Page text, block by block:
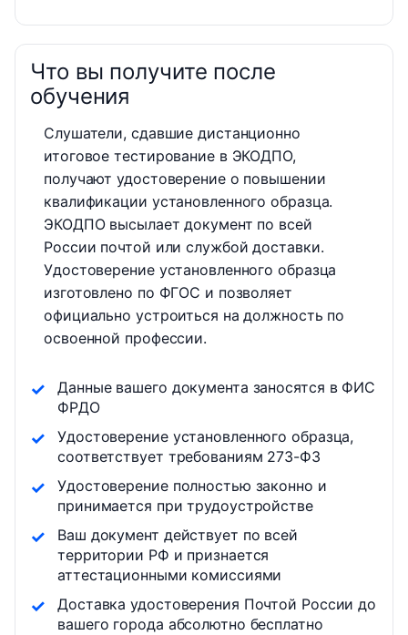
Что вы получите после
обучения
Слушатели, сдавшие дистанционно
итоговое тестирование в ЭКОДПО,
получают удостоверение о повышении
квалификации установленного образца.
ЭКОДПО высылает документ по всей
России почтой или службой доставки.
Удостоверение установленного образца
изготовлено по ФГОС и позволяет
официально устроиться на должность по
освоенной профессии.
Данные вашего документа заносятся в ФИС
ФРДО
Удостоверение установленного образца,
соответствует требованиям 273-ФЗ
Удостоверение полностью законно и
принимается при трудоустройстве
Ваш документ действует по всей
территории РФ и признается
аттестационными комиссиями
Доставка удостоверения Почтой России до
вашего города абсолютно бесплатно